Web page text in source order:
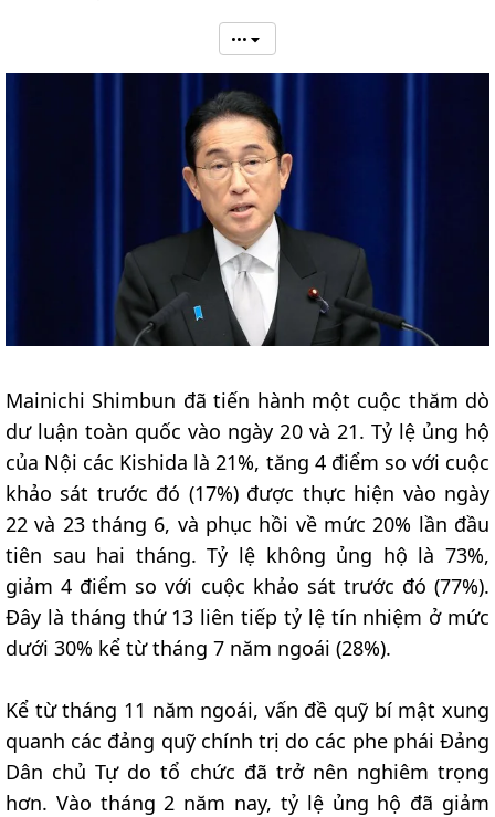
•••
Mainichi Shimbun đã tiến hành một cuộc thăm dò
dư luận toàn quốc vào ngày 20 và 21. Tỷ lệ ủng hộ
của Nội các Kishida là 21%, tăng 4 điểm so với cuộc
khảo sát trước đó (17%) được thực hiện vào ngày
22 và 23 tháng 6, và phục hồi về mức 20% lần đầu
tiên sau hai tháng. Tỷ lệ không ủng hộ là 73%,
giảm 4 điểm so với cuộc khảo sát trước đó (77%).
Đây là tháng thứ 13 liên tiếp tỷ lệ tín nhiệm ở mức
dưới 30% kể từ tháng 7 năm ngoái (28%).
Kể từ tháng 11 năm ngoái, vấn đề quỹ bí mật xung
quanh các đảng quỹ chính trị do các phe phái Đảng
Dân chủ Tự do tổ chức đã trở nên nghiêm trọng
hơn. Vào tháng 2 năm nay, tỷ lệ ủng hộ đã giảm